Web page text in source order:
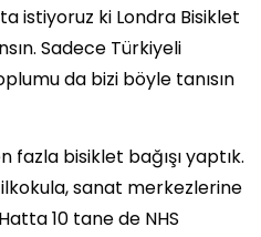
istiyoruz ki Londra Bisiklet
Sadece Türkiyeli
da bizi böyle tanısın
fazla bisiklet bağışı yaptık.
sanat merkezlerine
10 tane de NHS